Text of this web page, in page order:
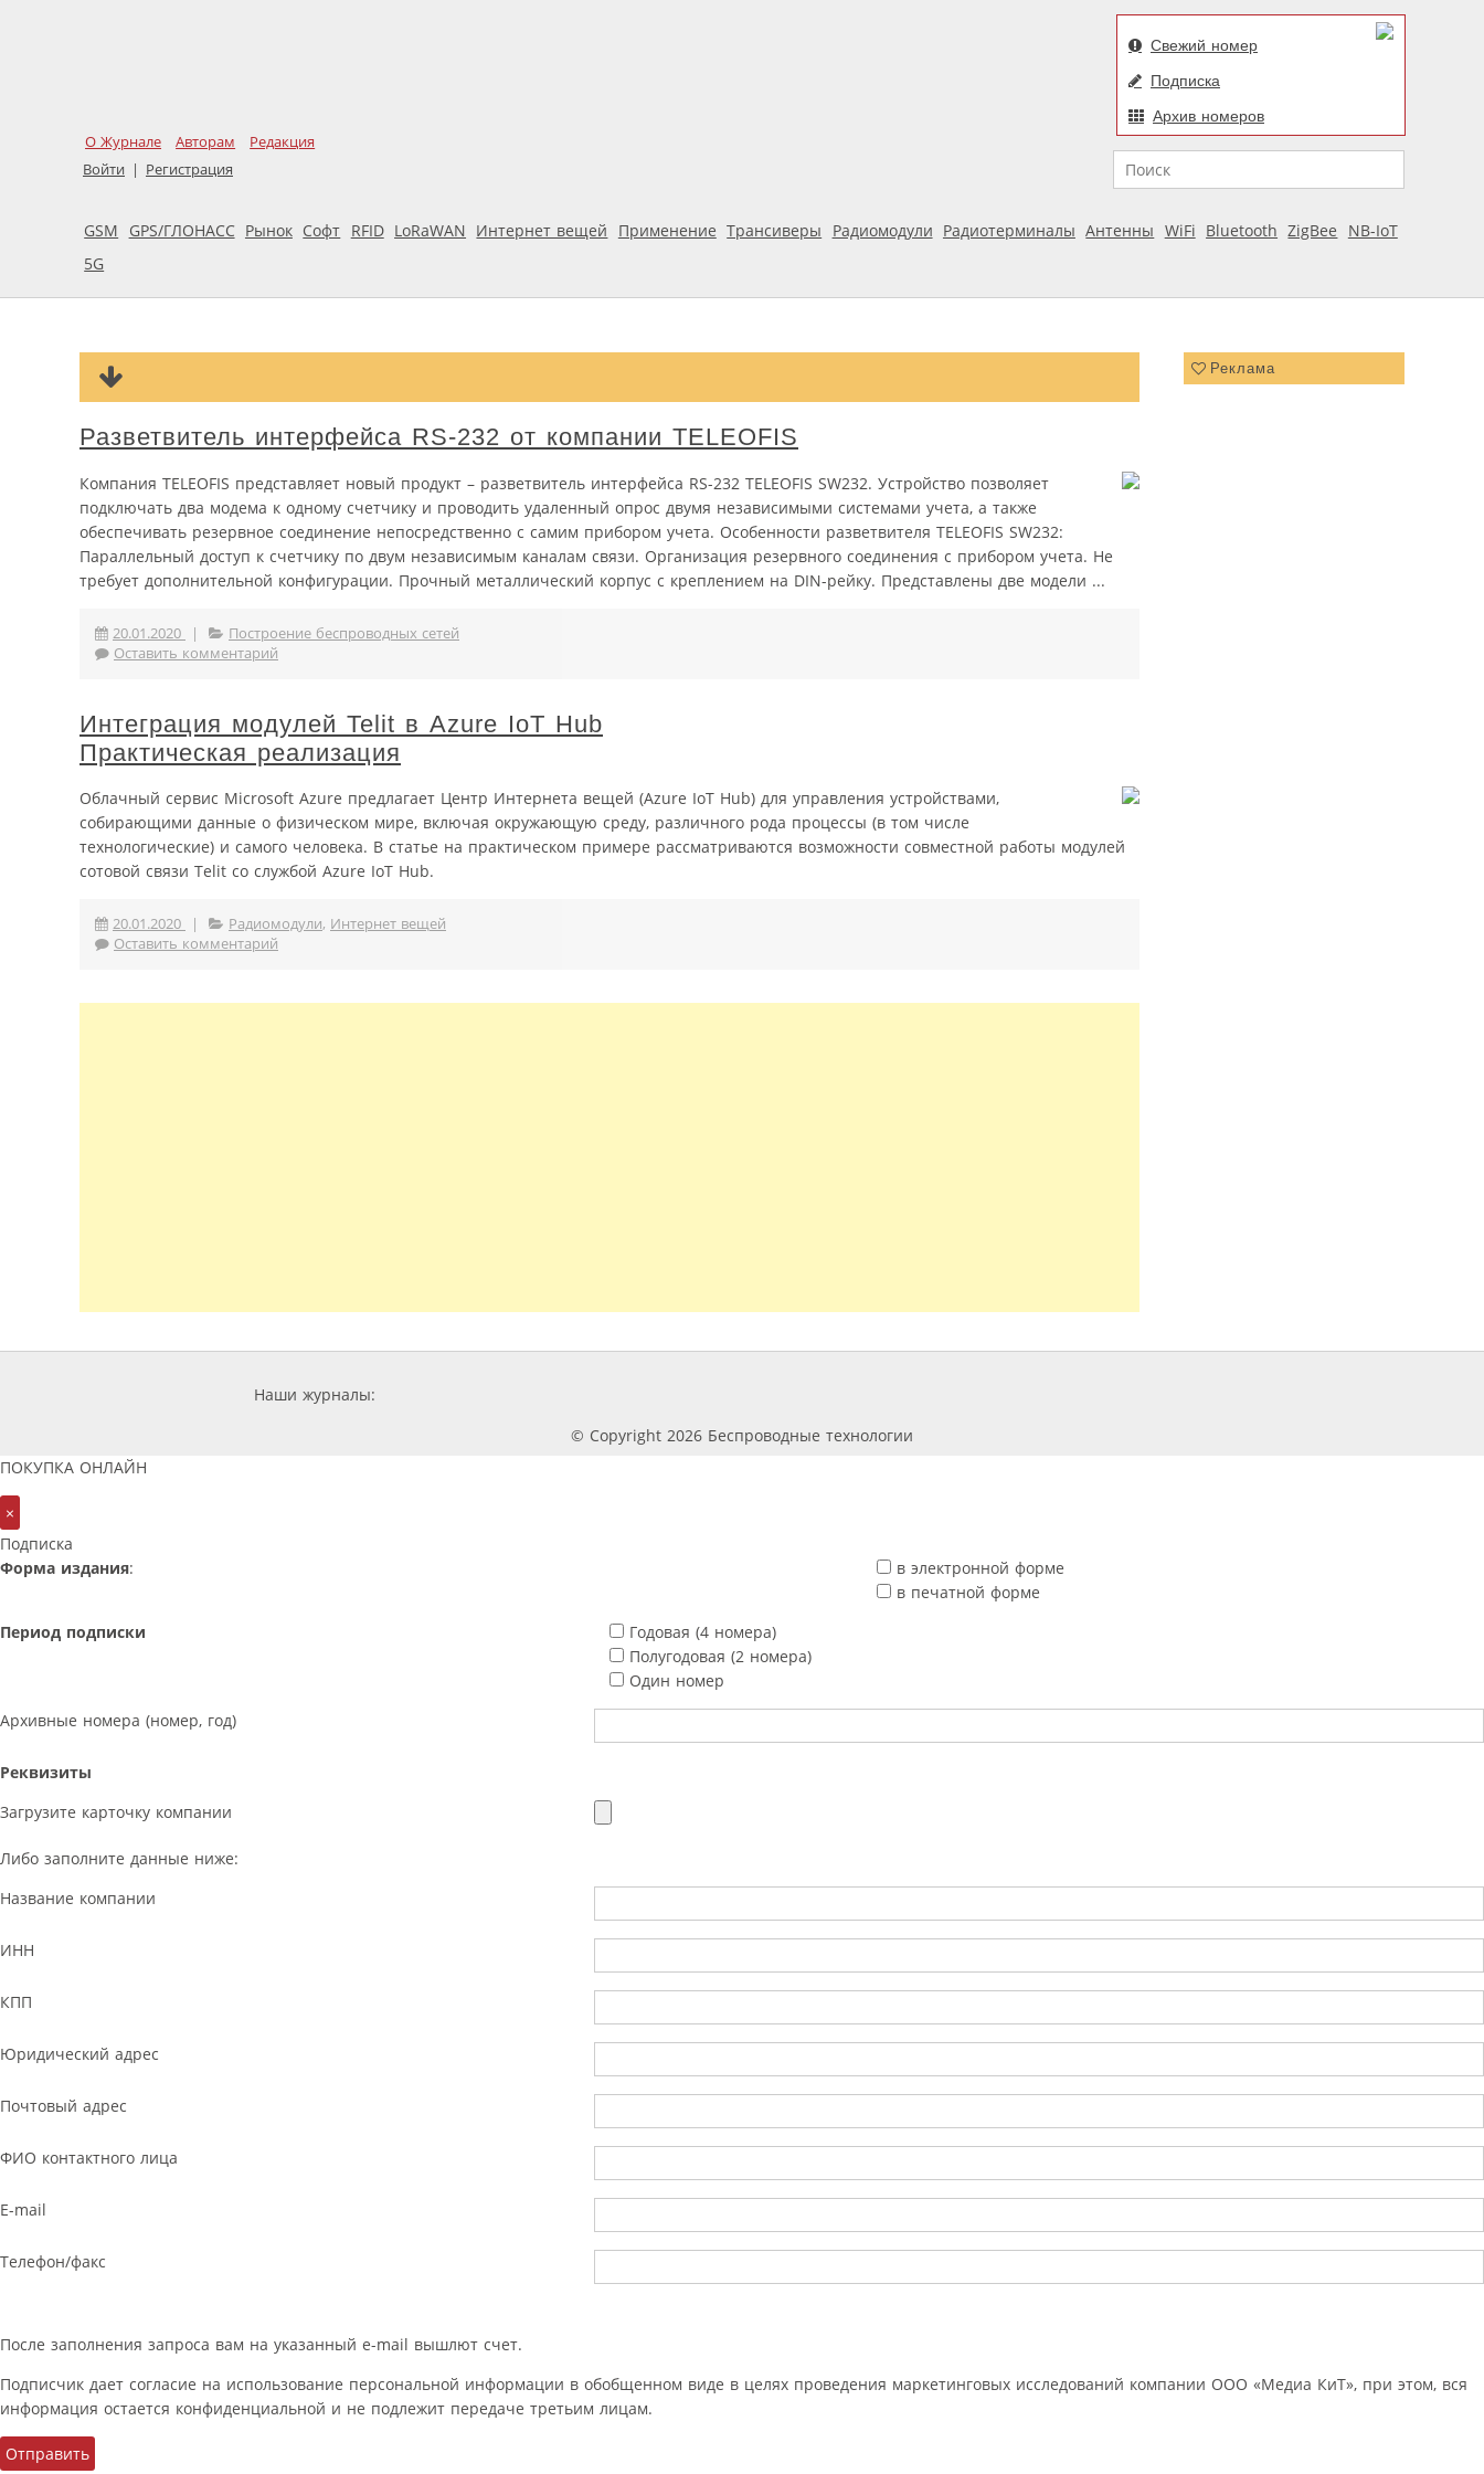
О Журнале Авторам
Редакция
Войти | Регистрация
Свежий номер
Подписка
Архив номеров
Поиск
GSM GPS/ГЛОНАСС Рынок Софт RFID LoRaWAN Интернет вещей Применение Трансиверы Радиомодули Радиотерминалы Антенны WiFi Bluetooth ZigBee
NB-IoT
5G
Реклама
Разветвитель интерфейса RS-232 от компании TELEOFIS
Компания TELEOFIS представляет новый продукт – разветвитель интерфейса RS-232 TELEOFIS SW232. Устройство позволяет
подключать два модема к одному счетчику и проводить удаленный опрос двумя независимыми системами учета, а также
обеспечивать резервное соединение непосредственно с самим прибором учета. Особенности разветвителя TELEOFIS SW232:
Параллельный доступ к счетчику по двум независимым каналам связи. Организация резервного соединения с прибором учета. Не
требует дополнительной конфигурации. Прочный металлический корпус с креплением на DIN-рейку. Представлены две модели ...
20.01.2020 |
Построение беспроводных сетей
Оставить комментарий
Интеграция модулей Telit в Azure IoT Hub
Практическая реализация
Облачный сервис Microsoft Azure предлагает Центр Интернета вещей (Azure IoT Hub) для управления устройствами,
собирающими данные о физическом мире, включая окружающую среду, различного рода процессы (в том числе
технологические) и самого человека. В статье на практическом примере рассматриваются возможности совместной работы модулей
сотовой связи Telit со службой Azure IoT Hub.
20.01.2020 Радиомодули, Интернет вещей
Оставить комментарий
Наши журналы:
© Copyright 2026 Беспроводные технологии
ПОКУПКА ОНЛАЙН
×
Подписка
Форма издания:
в электронной форме
в печатной форме
Период подписки
Годовая (4 номера)
Полугодовая (2 номера)
Один номер
Архивные номера (номер, год)
Реквизиты
Загрузите карточку компании
Либо заполните данные ниже:
Название компании
ИНН
КПП
Юридический адрес
Почтовый адрес
ФИО контактного лица
E-mail
Телефон/факс
После заполнения запроса вам на указанный e-mail вышлют счет.
Подписчик дает согласие на использование персональной информации в обобщенном виде в целях проведения маркетинговых исследований компании ООО «Медиа КиТ», при этом, вся
информация остается конфиденциальной и не подлежит передаче третьим лицам.